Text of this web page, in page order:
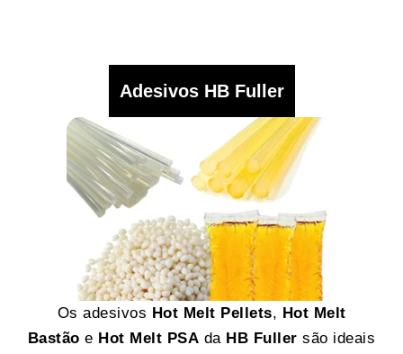
Adesivos HB Fuller
Os adesivos Hot Melt Pellets, Hot Melt
Bastão e Hot Melt PSA da HB Fuller são ideais